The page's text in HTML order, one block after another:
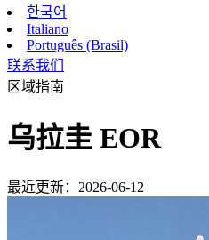
한국어
Italiano
Português (Brasil)
联系我们
区域指南
乌拉圭 EOR
最近更新：2026-06-12